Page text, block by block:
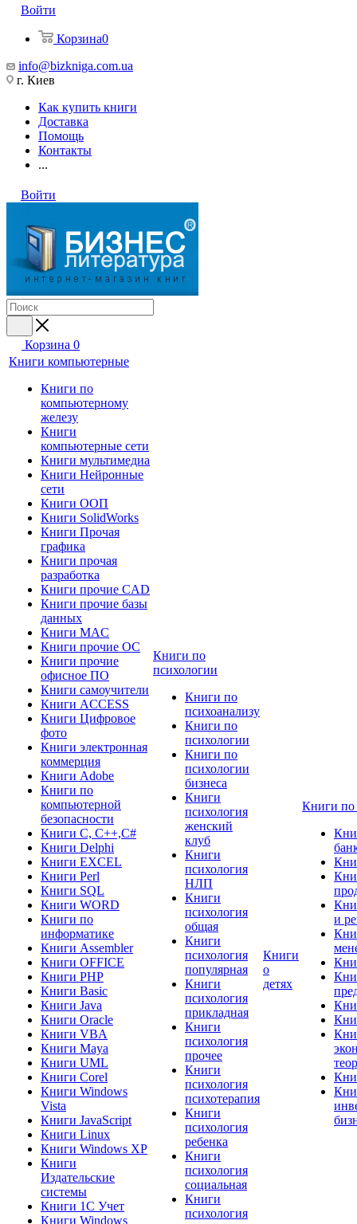
Войти
Корзина0
info@bizkniga.com.ua
г. Киев
Как купить книги
Доставка
Помощь
Контакты
...
Войти
Корзина 0
Книги компьютерные
Книги по
компьютерному
железу
Книги
компьютерные сети
Книги мультимедиа
Книги Нейронные
сети
Книги ООП
Книги SolidWorks
Книги Прочая
графика
Книги прочая
разработка
Книги прочие CAD
Книги прочие базы
данных
Книги MAC
Книги прочие ОС
Книги прочие
офисное ПО
Книги самоучители
Книги ACCESS
Книги Цифровое
фото
Книги электронная
коммерция
Книги Adobe
Книги по
компьютерной
безопасности
Книги C, C++,С#
Книги Delphi
Книги EXCEL
Книги Perl
Книги SQL
Книги WORD
Книги по
информатике
Книги Assembler
Книги OFFICE
Книги PHP
Книги Basic
Книги Java
Книги Oracle
Книги VBA
Книги Maya
Книги UML
Книги Corel
Книги Windows
Vista
Книги JavaScript
Книги Linux
Книги Windows XP
Книги
Издательские
системы
Книги 1C Учет
Книги Windows
Книги по
психологии
Книги по
психоанализу
Книги по
психологии
Книги по
психологии
бизнеса
Книги
психология
женский
клуб
Книги
психология
НЛП
Книги
психология
общая
Книги
психология
популярная
Книги
психология
прикладная
Книги
психология
прочее
Книги
психология
психотерапия
Книги
психология
ребенка
Книги
психология
социальная
Книги
психология
Книги
о
детях
Книги по
и